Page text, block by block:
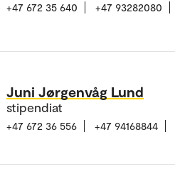
+47 672 35 640 +47 93282080
Juni Jørgenvåg Lund
stipendiat
+47 672 36 556 +47 94168844